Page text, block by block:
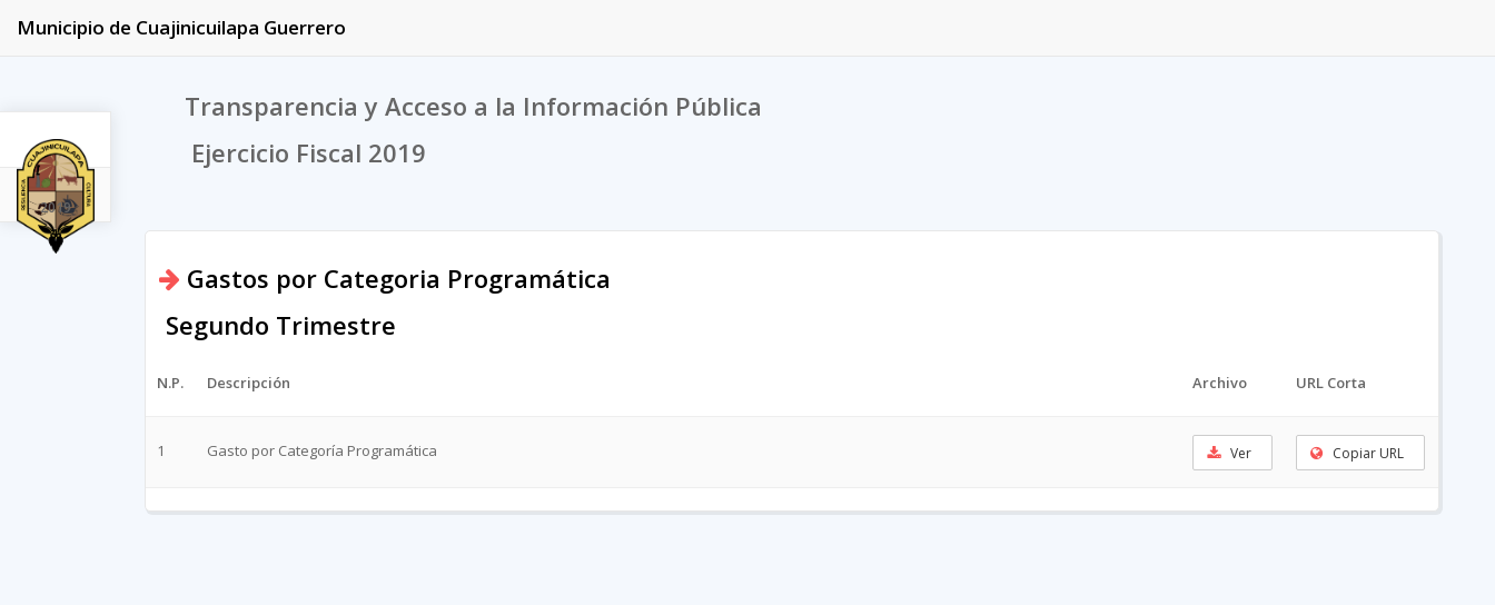
2019
Municipio de Cuajinicuilapa Guerrero
Transparencia y Acceso a la Información Pública
Ejercicio Fiscal 2019
Gastos por Categoria Programática
Segundo Trimestre
N.P. Descripción Archivo URL Corta
1 Gasto por Categoría Programática Ver Copiar URL